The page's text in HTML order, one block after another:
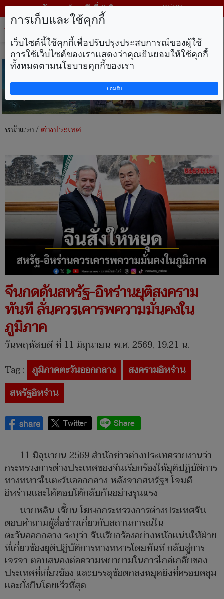
วันพฤหัสบดี ที่ 6 สิงหาคม พ.ศ. 2569
หน้าแรก/ต่างประเทศ
จีนกดดันสหรัฐ-อิหร่านยุติสงคราม
ทันที ลั่นควรเคารพความมั่นคงใน
ภูมิภาค
วันพฤหัสบดี ที่ 11 มิถุนายน พ.ศ. 2569, 19.21 น.
Tag : ภูมิภาคตะวันออกกลาง
สงครามอิหร่าน
สหรัฐอิหร่าน
11 มิถุนายน 2569 สำนักข่าวต่างประเทศรายงานว่า
กระทรวงการต่างประเทศของจีนเรียกร้องให้ยุติปฏิบัติการ
ทางทหารในตะวันออกกลาง หลังจากสหรัฐฯ โจมตี
อิหร่านและได้ตอบโต้กลับกันอย่างรุนแรง
นายหลิน เจี้ยน โฆษกกระทรวงการต่างประเทศจีน
ตอบคำถามผู้สื่อข่าวเกี่ยวกับสถานการณ์ใน
ตะวันออกกลาง ระบุว่า จีนเรียกร้องอย่างหนักแน่นให้ฝ่าย
ที่เกี่ยวข้องยุติปฏิบัติการทางทหารโดยทันที กลับสู่การ
เจรจา ตอบสนองต่อความพยายามในการไกล่เกลี่ยของ
ประเทศที่เกี่ยวข้อง และบรรลุข้อตกลงหยุดยิงที่ครอบคลุม
และยั่งยืนโดยเร็วที่สุด
การเก็บและใช้คุกกี้
เว็บไซต์นี้ใช้คุกกี้เพื่อปรับปรุงประสบการณ์ของผู้ใช้
การใช้เว็บไซต์ของเราแสดงว่าคุณยินยอมให้ใช้คุกกี้
ทั้งหมดตามนโยบายคุกกี้ของเรา
ยอมรับ